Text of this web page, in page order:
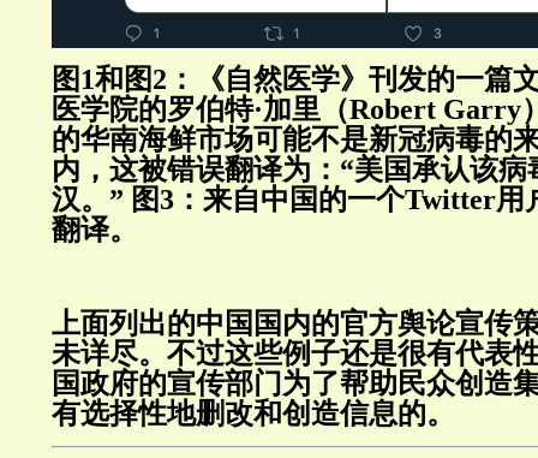
图1和 图2 ：《自然医学》刊发的一篇
医学院的罗伯特·加里（Robert Garry
的华南海鲜市场可能不是新冠病毒的
内，这被错误翻译为：“美国承认该病
汉。” 图3 ：来自中国的一个Twitter
翻译。
上面列出的中国国内的官方舆论宣传
未详尽。不过这些例子还是很有代表
国政府的宣传部门为了帮助民众创造
有选择性地删改和创造信息的。